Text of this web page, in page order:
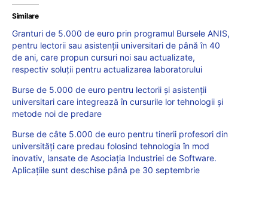
Similare
Granturi de 5.000 de euro prin programul Bursele ANIS,
pentru lectorii sau asistenții universitari de până în 40
de ani, care propun cursuri noi sau actualizate,
respectiv soluții pentru actualizarea laboratorului
Burse de 5.000 de euro pentru lectorii și asistenții
universitari care integrează în cursurile lor tehnologii și
metode noi de predare
Burse de câte 5.000 de euro pentru tinerii profesori din
universități care predau folosind tehnologia în mod
inovativ, lansate de Asociația Industriei de Software.
Aplicațiile sunt deschise până pe 30 septembrie